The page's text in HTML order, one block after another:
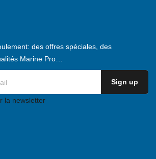
des offres spéciales, des
Marine Pro…
la newsletter